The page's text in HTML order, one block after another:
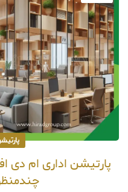
پارتیشن اداری ام دی